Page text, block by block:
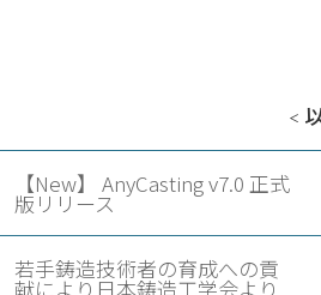
＜
【New】 AnyCasting v7.0 正式
版リリース
若手鋳造技術者の育成への貢
献により日本鋳造工学会より